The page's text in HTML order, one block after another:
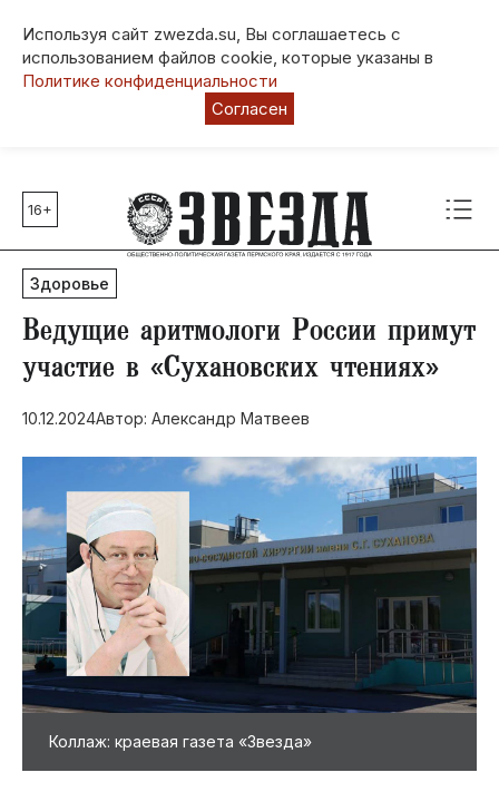
Используя сайт zwezda.su, Вы соглашаетесь с
использованием файлов cookie, которые указаны в
Политике конфиденциальности
Согласен
Главные темы
80 лет Победы
Молодежная столица РФ
СВО
Выборы в Пермском крае
Социальная поддержка
Инфраструктура
Благоустройство
16+
Здоровье
Ведущие аритмологи России примут
участие в «Сухановских чтениях»
10.12.2024Автор: Александр Матвеев
Коллаж: краевая газета «Звезда»